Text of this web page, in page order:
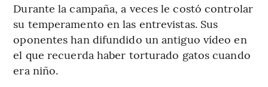
Durante la campaña, a veces le costó controlar
su temperamento en las entrevistas. Sus
oponentes han difundido un antiguo vídeo en
el que recuerda haber torturado gatos cuando
era niño.